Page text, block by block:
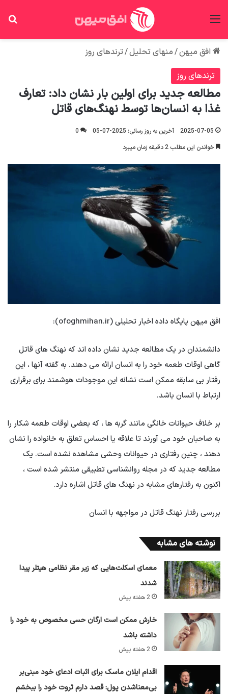
افق میهن/منهای تحلیل/ترندهای روز
ترندهای روز
مطالعه جدید برای اولین بار نشان داد: تعارف
غذا به انسان‌ها توسط نهنگ‌های قاتل
2025-07-05 آخرین به روز رسانی: 2025-07-05
0
خواندن این مطلب 2 دقیقه زمان میبرد
افق میهن پایگاه داده اخبار تحلیلی (ofoghmihan.ir):
دانشمندان در یک مطالعه جدید نشان داده اند که نهنگ های قاتل
گاهی اوقات طعمه خود را به انسان ارائه می دهند. به گفته آنها ، این
رفتار بی سابقه ممکن است نشانه این موجودات هوشمند برای برقراری
ارتباط با انسان باشد.
بر خلاف حیوانات خانگی مانند گربه ها ، که بعضی اوقات طعمه شکار را
به صاحبان خود می آورند تا علاقه یا احساس تعلق به خانواده را نشان
دهند ، چنین رفتاری در حیوانات وحشی مشاهده نشده است. یک
مطالعه جدید که در مجله روانشناسی تطبیقی ​​منتشر شده است ،
اکنون به رفتارهای مشابه در نهنگ های قاتل اشاره دارد.
بررسی رفتار نهنگ قاتل در مواجهه با انسان
نوشته های مشابه
معمای اسکلت‌هایی که زیر مقر نظامی هیتلر پیدا
شدند
2 هفته پیش
خارش ممکن است ارگان حسی مخصوص به خود را
داشته باشد
2 هفته پیش
اقدام ایلان ماسک برای اثبات ادعای خود مبنی‌بر
بی‌معناشدن پول: قصد دارم ثروت خود را ببخشم